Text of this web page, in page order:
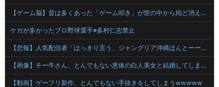
【ゲーム脳】昔は多くあった「ゲーム叩き」が世の中から殆ど消えてしまった理由wwwwwwwwwwwwww
ケガが多かったプロ野球選手※多村仁志禁止
【悲報】人気配信者「はっきり言う、ジャングリア沖縄ほんとーーーーーーーーにおもんない！！！！」→炎上
【画像】チー牛さん、とんでもない恵体の白人美女と結婚してしまうｗｗｗｗｗｗｗｗ 【Pickup06072008】
【動画】ゲーフリ新作、とんでもない手抜きをしてしまうwwwww